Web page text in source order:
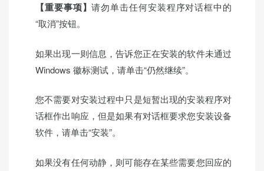
【重要事项】请勿单击任何安装程序对话框中的
“取消”按钮。
如果出现一则信息，告诉您正在安装的软件未通过
Windows 徽标测试，请单击“仍然继续”。
您不需要对安装过程中只是短暂出现的安装程序对
话框作出响应，但是如果有对话框要求您安装设备
软件，请单击“安装”。
如果没有任何动静，则可能存在某些需要您回应的